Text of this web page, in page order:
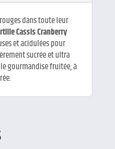
dans toute leur
Cassis Cranberry
et acidulées pour
sucrée et ultra
gourmandise fruitée, à